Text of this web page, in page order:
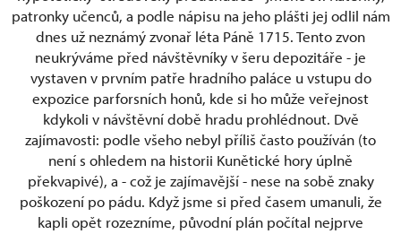
patronky učenců, a podle nápisu na jeho plášti jej odlil nám
dnes už neznámý zvonař léta Páně 1715. Tento zvon
neukrýváme před návštěvníky v šeru depozitáře - je
vystaven v prvním patře hradního paláce u vstupu do
expozice parforsních honů, kde si ho může veřejnost
kdykoli v návštěvní době hradu prohlédnout. Dvě
zajímavosti: podle všeho nebyl příliš často používán (to
není s ohledem na historii Kunětické hory úplně
překvapivé), a - což je zajímavější - nese na sobě znaky
poškození po pádu. Když jsme si před časem umanuli, že
kapli opět rozezníme, původní plán počítal nejprve